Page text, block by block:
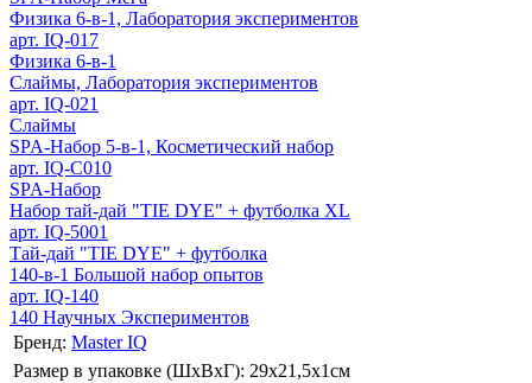
Физика 6-в-1, Лаборатория экспериментов
арт. IQ-017
Физика 6-в-1
Слаймы, Лаборатория экспериментов
арт. IQ-021
Слаймы
SPA-Набор 5-в-1, Косметический набор
арт. IQ-С010
SPA-Набор
Набор тай-дай "TIE DYE" + футболка XL
арт. IQ-5001
Тай-дай "TIE DYE" + футболка
140-в-1 Большой набор опытов
арт. IQ-140
140 Научных Экспериментов
Бренд: Master IQ
Размер в упаковке (ШхВxГ): 29х21,5х1cм